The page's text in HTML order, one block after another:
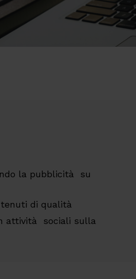
la pubblicità su
di qualità
attività sociali sulla